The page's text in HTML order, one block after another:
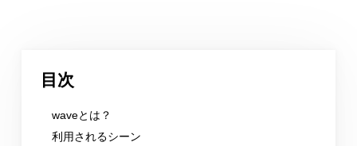
目次
waveとは？
利用されるシーン